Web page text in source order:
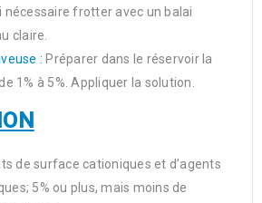
nécessaire frotter avec un balai
claire.
: Préparer dans le réservoir la
1% à 5%. Appliquer la solution.
de surface cationiques et d’agents
5% ou plus, mais moins de